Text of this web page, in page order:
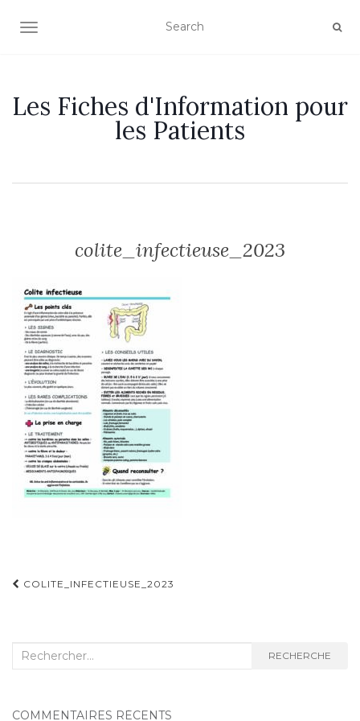
OUVRIR/FERMER LA NAVIGATION
Les Fiches d'Information pour
les Patients
colite_infectieuse_2023
Navigation
COLITE_INFECTIEUSE_2023
Recherche
RECHERCHE
COMMENTAIRES RÉCENTS